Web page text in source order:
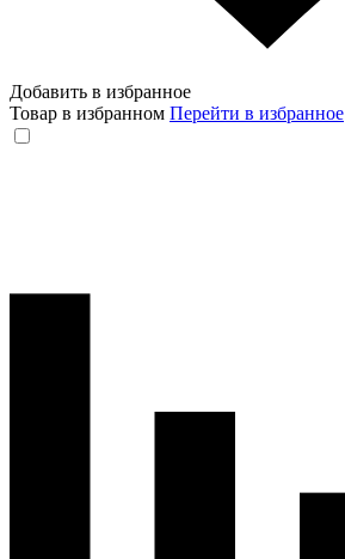
Добавить в избранное
Товар в избранном Перейти в избранное